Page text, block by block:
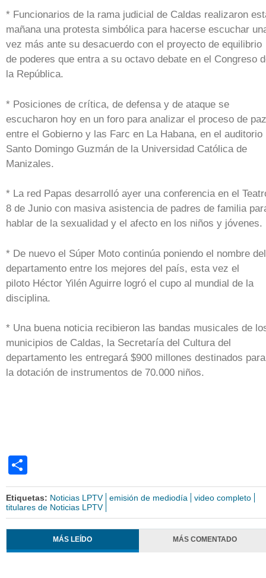
* Funcionarios de la rama judicial de Caldas realizaron
mañana una protesta simbólica para hacerse escuchar
vez más ante su desacuerdo con el proyecto de equilibrio
de poderes que entra a su octavo debate en el Congreso
la República.
* Posiciones de crítica, de defensa y de ataque se
escucharon hoy en un foro para analizar el proceso de paz
entre el Gobierno y las Farc en La Habana, en el auditorio
Santo Domingo Guzmán de la Universidad Católica de
Manizales.
* La red Papas desarrolló ayer una conferencia en el
8 de Junio con masiva asistencia de padres de familia
hablar de la sexualidad y el afecto en los niños y jóvenes.
* De nuevo el Súper Moto continúa poniendo el nombre del
departamento entre los mejores del país, esta vez el
piloto Héctor Yilén Aguirre logró el cupo al mundial de la
disciplina.
* Una buena noticia recibieron las bandas musicales de
municipios de Caldas, la Secretaría del Cultura del
departamento les entregará $900 millones destinados para
la dotación de instrumentos de 70.000 niños.
Etiquetas: Noticias LPTV emisión de mediodía
video completo
titulares de Noticias LPTV
MÁS LEÍDO MÁS COMENTADO